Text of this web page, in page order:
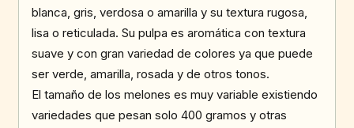
blanca, gris, verdosa o amarilla y su textura rugosa,
lisa o reticulada. Su pulpa es aromática con textura
suave y con gran variedad de colores ya que puede
ser verde, amarilla, rosada y de otros tonos.
El tamaño de los melones es muy variable existiendo
variedades que pesan solo 400 gramos y otras